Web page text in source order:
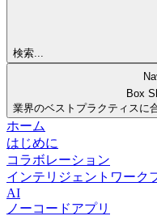
検索...
Box
業界のベストプラクティスに
ホーム
はじめに
コラボレーション
インテリジェントワーク
AI
ノーコードアプリ